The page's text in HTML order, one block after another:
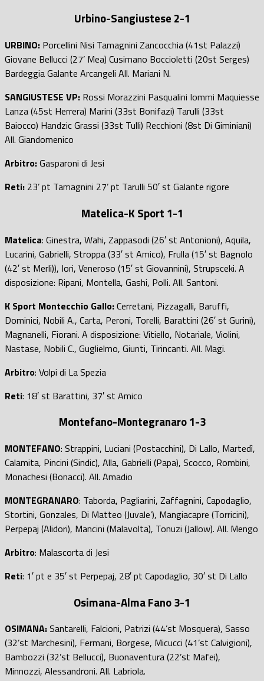
Urbino-Sangiustese 2-1
URBINO: Porcellini Nisi Tamagnini Zancocchia (41st Palazzi)
Giovane Bellucci (27’ Mea) Cusimano Boccioletti (20st Serges)
Bardeggia Galante Arcangeli All. Mariani N.
SANGIUSTESE VP: Rossi Morazzini Pasqualini Iommi Maquiesse
Lanza (45st Herrera) Marini (33st Bonifazi) Tarulli (33st
Baiocco) Handzic Grassi (33st Tulli) Recchioni (8st Di Giminiani)
All. Giandomenico
Arbitro:Gasparoni di Jesi
Reti: 23’ pt Tamagnini 27’ pt Tarulli 50′ st Galante rigore
Matelica-K Sport 1-1
Matelica: Ginestra, Wahi, Zappasodi (26′ st Antonioni), Aquila,
Lucarini, Gabrielli, Stroppa (33′ st Amico), Frulla (15′ st Bagnolo
(42′ st Merli)), Iori, Veneroso (15′ st Giovannini), Strupsceki. A
disposizione: Ripani, Montella, Gashi, Polli. All. Santoni.
K Sport Montecchio Gallo:Cerretani, Pizzagalli, Baruffi,
Dominici, Nobili A., Carta, Peroni, Torelli, Barattini (26′ st Gurini),
Magnanelli, Fiorani. A disposizione: Vitiello, Notariale, Violini,
Nastase, Nobili C., Guglielmo, Giunti, Tirincanti. All. Magi.
Arbitro: Volpi di La Spezia
Reti: 18′ st Barattini, 37′ st Amico
Montefano-Montegranaro1-3
MONTEFANO: Strappini, Luciani (Postacchini), Di Lallo, Martedì,
Calamita, Pincini (Sindic), Alla, Gabrielli (Papa), Scocco, Rombini,
Monachesi (Bonacci). All. Amadio
MONTEGRANARO: Taborda, Pagliarini, Zaffagnini, Capodaglio,
Stortini, Gonzales, Di Matteo (Juvale’), Mangiacapre (Torricini),
Perpepaj (Alidori), Mancini (Malavolta), Tonuzi (Jallow). All. Mengo
Arbitro: Malascorta di Jesi
Reti: 1′ pt e 35′ st Perpepaj, 28′ pt Capodaglio, 30′ st Di Lallo
Osimana-Alma Fano3-1
OSIMANA:Santarelli, Falcioni, Patrizi (44’st Mosquera), Sasso
(32’st Marchesini), Fermani, Borgese, Micucci (41’st Calvigioni),
Bambozzi (32’st Bellucci), Buonaventura (22’st Mafei),
Minnozzi, Alessandroni. All. Labriola.